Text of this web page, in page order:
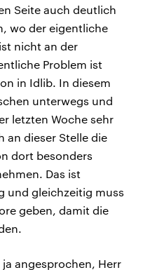
Seite auch deutlich
wo der eigentliche
nicht an der
Problem ist
in Idlib. In diesem
unterwegs und
letzten Woche sehr
an dieser Stelle die
dort besonders
Das ist
und gleichzeitig muss
geben, damit die
ja angesprochen, Herr